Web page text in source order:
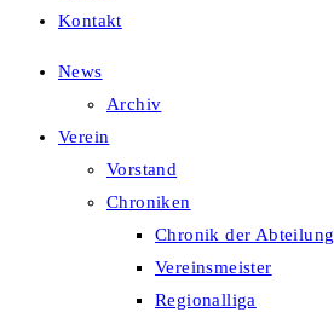
Kontakt
News
Archiv
Verein
Vorstand
Chroniken
Chronik der Abteilung
Vereinsmeister
Regionalliga